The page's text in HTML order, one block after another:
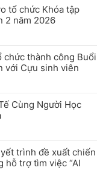
tổ chức Khóa tập
2 năm 2026
chức thành công Buổi
với Cựu sinh viên
Cùng Người Học
trình đề xuất chiến
hỗ trợ tìm việc “AI